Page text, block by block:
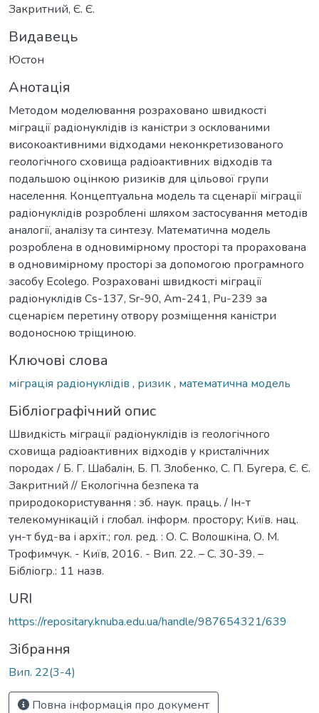
Закритний, Є. Є.
Видавець
Юстон
Анотація
Методом моделювання розраховано швидкості
міграції радіонуклідів із каністри з осклованими
високоактивними відходами неконкретизованого
геологічного сховища радіоактивних відходів та
подальшою оцінкою ризиків для цільової групи
населення. Концептуальна модель та сценарії міграції
радіонуклідів розроблені шляхом застосування методів
аналогії, аналізу та синтезу. Математична модель
розроблена в одновимірному просторі та прорахована
в одновимірному просторі за допомогою програмного
засобу Ecolego. Розраховані швидкості міграції
радіонуклідів Cs-137, Sr-90, Am-241, Pu-239 за
сценарієм перетину отвору розміщення каністри
водоносною тріщиною.
Ключові слова
міграція радіонуклідів , ризик, математична модель
Бібліографічний опис
Швидкість міграції радіонуклідів із геологічного
сховища радіоактивних відходів у кристалічних
породах / Б. Г. Шабалін, Б. П. Злобенко, С. П. Бугера, Є. Є.
Закритний // Екологічна безпека та
природокористування : зб. наук. праць. / Ін-т
телекомунікацій і глобал. інформ. простору; Київ. нац.
ун-т буд-ва і архіт.; гол. ред. : О. С. Волошкіна, О. М.
Трофимчук. - Київ, 2016. - Вип. 22. – С. 30-39. –
Бібліогр.: 11 назв.
URI
https://repositary.knuba.edu.ua/handle/987654321/639
Зібрання
Вип. 22(3-4)
Повна інформація про документ